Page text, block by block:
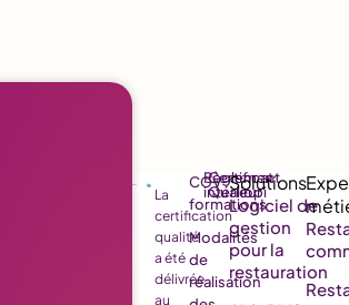
La
certification
qualité
a été
délivrée
au
CGV
formations
Modalités
de
réalisation
Règlement
intérieur
Certificat
Qualiopi
Logiciel de
gestion
pour la
restauration